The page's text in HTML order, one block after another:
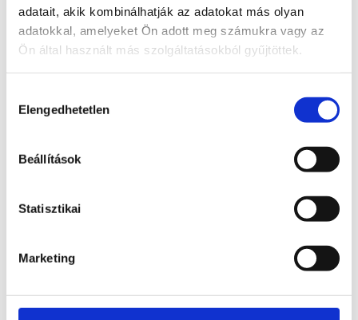
adatait, akik kombinálhatják az adatokat más olyan
adatokkal, amelyeket Ön adott meg számukra vagy az
Ön által használt más szolgáltatásokból gyűjtöttek.
kiválasztása
Elengedhetetlen
Beállítások
Statisztikai
Marketing
19 900Ft